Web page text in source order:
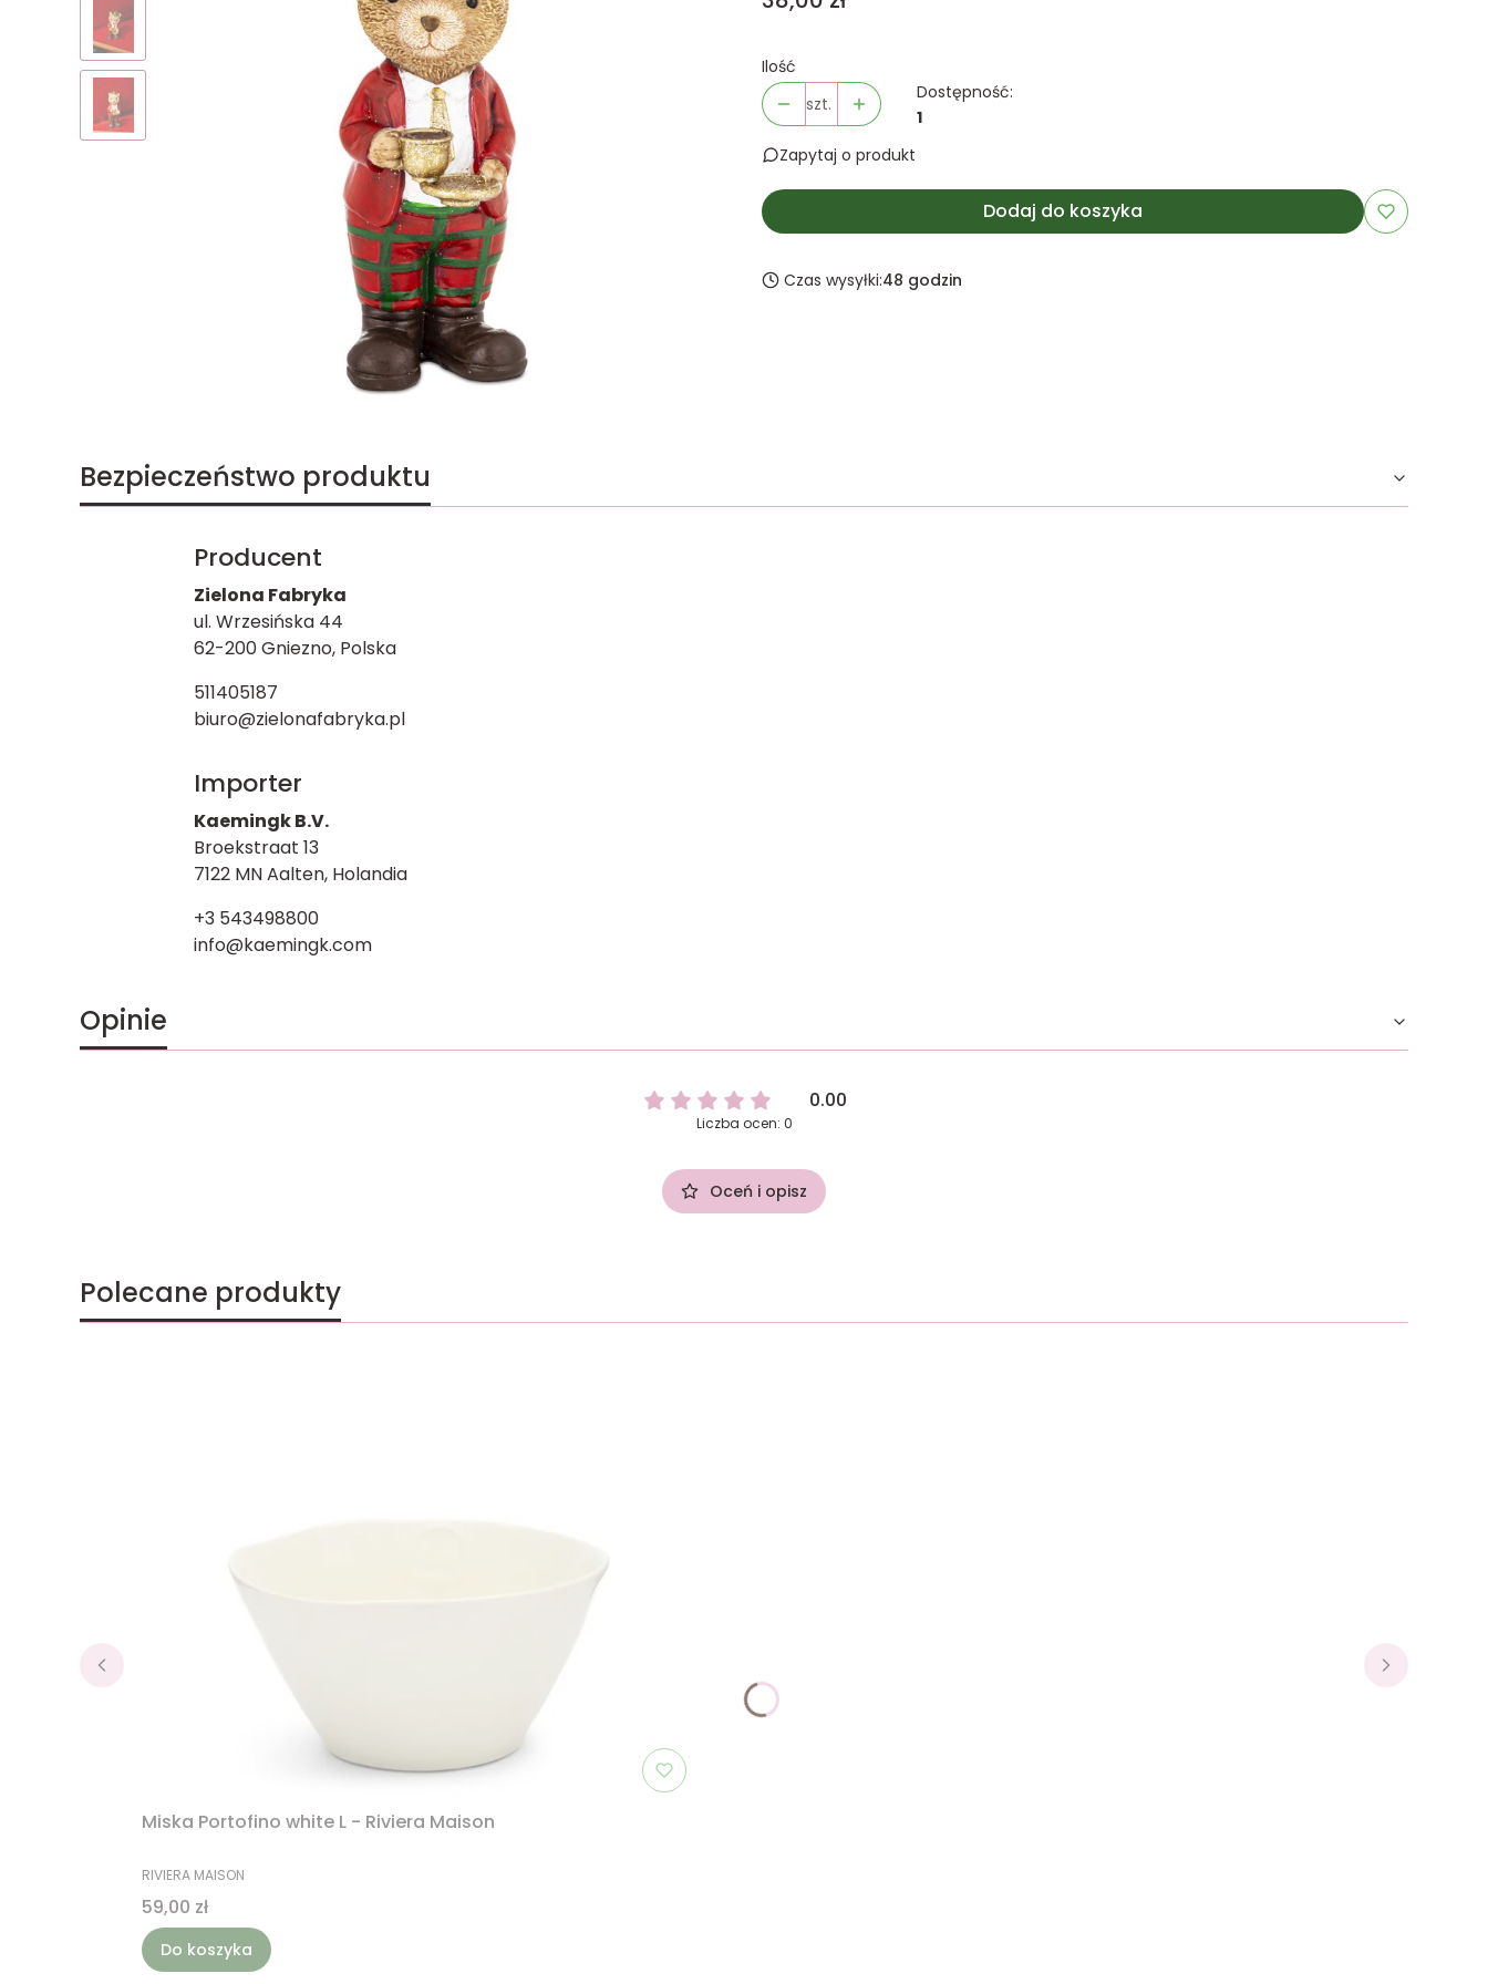
Ilość
szt.
Dostępność:
1
Zapytaj o produkt
Dodaj do koszyka
Czas wysyłki:48 godzin
Bezpieczeństwo produktu
Producent
Zielona Fabryka
ul. Wrzesińska 44
62-200 Gniezno, Polska
511405187
biuro@zielonafabryka.pl
Importer
Kaemingk B.V.
Broekstraat 13
7122 MN Aalten, Holandia
+3 543498800
info@kaemingk.com
Opinie
0.00
Liczba ocen: 0
Oceń i opisz
Polecane produkty
Miska Portofino white L - Riviera Maison
PRODUCENT
RIVIERA MAISON
Cena
59,00 zł
Do koszyka